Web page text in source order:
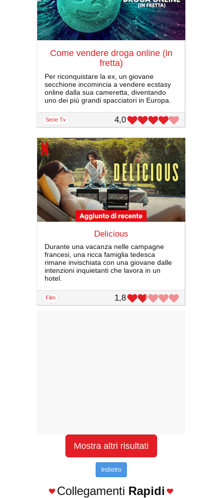
Come vendere droga online (in
fretta)
Per riconquistare la ex, un giovane
secchione incomincia a vendere ecstasy
online dalla sua cameretta, diventando
uno dei più grandi spacciatori in Europa.
serie Tv 4,0
Delicious
Durante una vacanza nelle campagne
francesi, una ricca famiglia tedesca
rimane invischiata con una giovane dalle
intenzioni inquietanti che lavora in un
hotel.
film 1,8
Mostra altri risultati
Indietro
Collegamenti Rapidi